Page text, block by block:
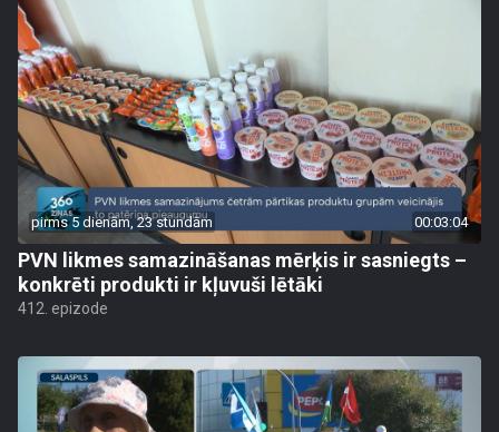
pirms 5 dienām, 23 stundām 00:03:04
PVN likmes samazināšanas mērķis ir sasniegts –
konkrēti produkti ir kļuvuši lētāki
412. epizode